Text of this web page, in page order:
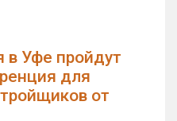
в Уфе пройдут
для
от